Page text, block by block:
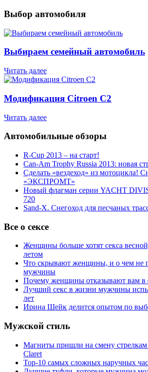
Выбор автомобиля
Выбираем семейный автомобиль
Читать далее
Модификация Citroen С2
Читать далее
Автомобильные обзоры
R-Cup 2013 – на старт!
Can-Am Trophy Russia 2013: новая
Сделать «вездеход» из мотоцикла!
«ЭКСПРОМТ»
Новый флагман серии YACHT
720
Sand-X. Снегоход для песчаных
Все о сексе
Женщины больше хотят секса
летом
Что скрывают женщины, и о чем не
мужчины
Почему женщины отказывают вам в
Лучший секс в жизни мужчины
лет
Ирина Шейк делится опытом по
Мужской стиль
Магниты пришли на смену стрелкам
Claret
Top-10 самых сложных наручных